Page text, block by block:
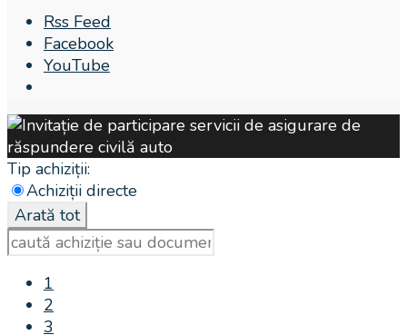
Rss Feed
Facebook
YouTube
Search
Window
Tip achiziții:
Achiziții directe
1
2
3